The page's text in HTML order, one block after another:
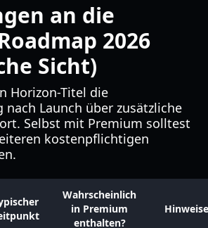
an die
2026
Sicht)
Horizon-Titel die
Launch über zusätzliche
Selbst mit Premium solltest
kostenpflichtigen
Wahrscheinlich
in Premium
enthalten?
Hinweise